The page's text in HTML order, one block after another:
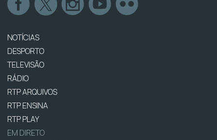
NOTÍCIAS
DESPORTO
TELEVISÃO
RÁDIO
RTP ARQUIVOS
RTP ENSINA
RTP PLAY
EM DIRETO